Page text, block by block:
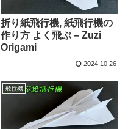
折り紙飛行機, 紙飛行機の
作り方 よく飛ぶ – Zuzi
Origami
2024.10.26
飛行機